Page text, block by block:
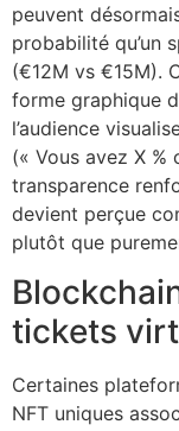
peuvent
probabilité qu’un
(€12M vs €15M).
forme graphique
l’audience
(« Vous avez X %
transparence
devient perçue
plutôt que
tickets
Certaines
NFT uniques